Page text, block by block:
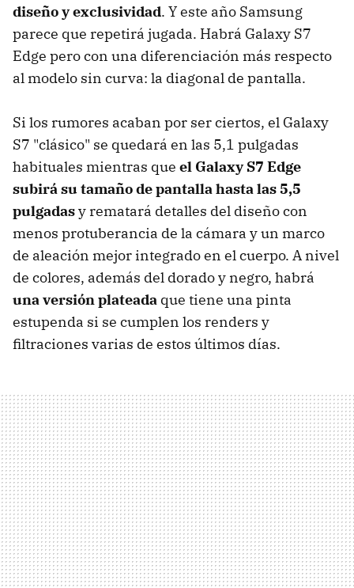
diseño y exclusividad. Y este año Samsung
parece que repetirá jugada. Habrá Galaxy S7
Edge pero con una diferenciación más respecto
al modelo sin curva: la diagonal de pantalla.
Si los rumores acaban por ser ciertos, el Galaxy
S7 "clásico" se quedará en las 5,1 pulgadas
habituales mientras que el Galaxy S7 Edge
subirá su tamaño de pantalla hasta las 5,5
pulgadasy rematará detalles del diseño con
menos protuberancia de la cámara y un marco
de aleación mejor integrado en el cuerpo. A nivel
de colores, además del dorado y negro, habrá
una versión plateada que tiene una pinta
estupenda si se cumplen los renders y
filtraciones varias de estos últimos días.